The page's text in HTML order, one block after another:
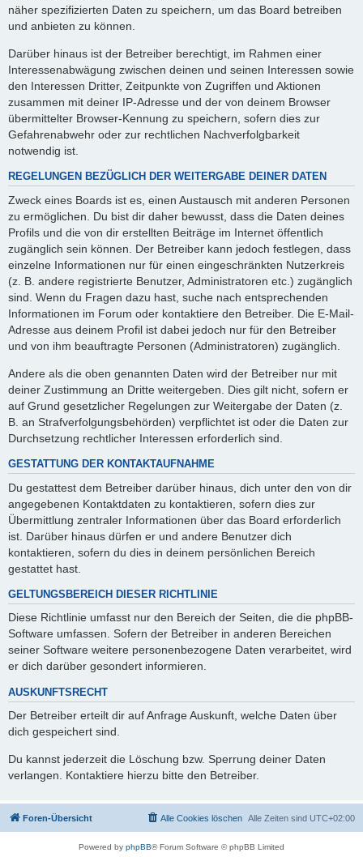
näher spezifizierten Daten zu speichern, um das Board betreiben
und anbieten zu können.
Darüber hinaus ist der Betreiber berechtigt, im Rahmen einer
Interessenabwägung zwischen deinen und seinen Interessen sowie
den Interessen Dritter, Zeitpunkte von Zugriffen und Aktionen
zusammen mit deiner IP-Adresse und der von deinem Browser
übermittelter Browser-Kennung zu speichern, sofern dies zur
Gefahrenabwehr oder zur rechtlichen Nachverfolgbarkeit
notwendig ist.
REGELUNGEN BEZÜGLICH DER WEITERGABE DEINER DATEN
Zweck eines Boards ist es, einen Austausch mit anderen Personen
zu ermöglichen. Du bist dir daher bewusst, dass die Daten deines
Profils und die von dir erstellten Beiträge im Internet öffentlich
zugänglich sein können. Der Betreiber kann jedoch festlegen, dass
einzelne Informationen nur für einen eingeschränkten Nutzerkreis
(z. B. andere registrierte Benutzer, Administratoren etc.) zugänglich
sind. Wenn du Fragen dazu hast, suche nach entsprechenden
Informationen im Forum oder kontaktiere den Betreiber. Die E-Mail-
Adresse aus deinem Profil ist dabei jedoch nur für den Betreiber
und von ihm beauftragte Personen (Administratoren) zugänglich.
Andere als die oben genannten Daten wird der Betreiber nur mit
deiner Zustimmung an Dritte weitergeben. Dies gilt nicht, sofern er
auf Grund gesetzlicher Regelungen zur Weitergabe der Daten (z.
B. an Strafverfolgungsbehörden) verpflichtet ist oder die Daten zur
Durchsetzung rechtlicher Interessen erforderlich sind.
GESTATTUNG DER KONTAKTAUFNAHME
Du gestattest dem Betreiber darüber hinaus, dich unter den von dir
angegebenen Kontaktdaten zu kontaktieren, sofern dies zur
Übermittlung zentraler Informationen über das Board erforderlich
ist. Darüber hinaus dürfen er und andere Benutzer dich
kontaktieren, sofern du dies in deinem persönlichen Bereich
gestattet hast.
GELTUNGSBEREICH DIESER RICHTLINIE
Diese Richtlinie umfasst nur den Bereich der Seiten, die die phpBB-
Software umfassen. Sofern der Betreiber in anderen Bereichen
seiner Software weitere personenbezogene Daten verarbeitet, wird
er dich darüber gesondert informieren.
AUSKUNFTSRECHT
Der Betreiber erteilt dir auf Anfrage Auskunft, welche Daten über
dich gespeichert sind.
Du kannst jederzeit die Löschung bzw. Sperrung deiner Daten
verlangen. Kontaktiere hierzu bitte den Betreiber.
Foren-Übersicht Alle Zeiten sind UTC+02:00
Alle Cookies löschen
Powered by phpBB® Forum Software © phpBB Limited